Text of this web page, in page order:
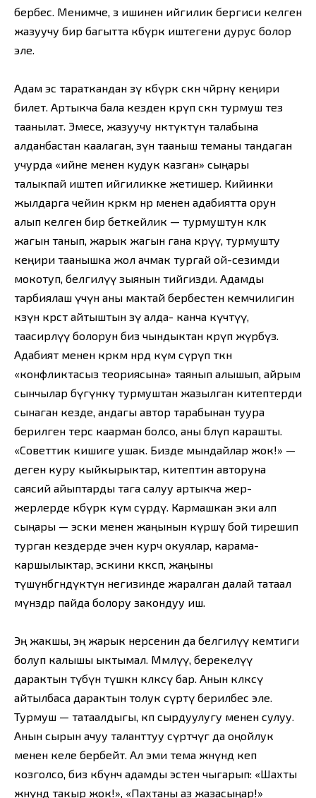
бербес. Менимче, өз ишинен ийгилик бергиси келген
жазуучу бир багытта көбүрөөк иштегени дурус болор
эле.
Адам эс тараткандан өзү көбүрөөк өскөн чөйрөнү кеңири
билет. Артыкча бала кезден көрүп өскөн турмуш тез
таанылат. Эмесе, жазуучу өнөктүктүн талабына
алданбастан каалаган, өзүнө тааныш теманы тандаган
учурда «ийне менен кудук казган» сыңары
талыкпай иштеп ийгиликке жетишер. Кийинки
жылдарга чейин көркөм өнөр менен адабиятта орун
алып келген бир беткейлик — турмуштун көлөкө
жагын танып, жарык жагын гана көрүү, турмушту
кеңири таанышка жол ачмак тургай ой-сезимди
мокотуп, белгилүү зыянын тийгизди. Адамды
тарбиялаш үчүн аны мактай бербестен кемчилигин
көзүнө көрсөтө айтыштын өзү алда- канча күчтүү,
таасирлүү болорун биз чындыктан көрүп жүрөбүз.
Адабият менен көркөм өнөрдө өкүм сүрүп өткөн
«конфликтасыз теориясына» таянып алышып, айрым
сынчылар бүгүнкү турмуштан жазылган китептерди
сынаган кезде, андагы автор тарабынан туура
берилген терс каарман болсо, аны бөлүп карашты.
«Советтик кишиге ушак. Бизде мындайлар жок!» —
деген куру кыйкырыктар, китептин авторуна
саясий айыптарды тага салуу артыкча жер-
жерлерде көбүрөөк өкүм сүрдү. Кармашкан эки алп
сыңары — эски менен жаңынын күрөшү бой тирешип
турган кездерде эчен курч окуялар, карама-
каршылыктар, эскини көксөп, жаңыны
түшүнбөгөндүктүн негизинде жаралган далай татаал
мүнөздөр пайда болору закондуу иш.
Эң жакшы, эң жарык нерсенин да белгилүү кемтиги
болуп калышы ыктымал. Мөмөлүү, берекелүү
дарактын түбүнө түшкөн көлөкөсү бар. Анын көлөкөсү
айтылбаса дарактын толук сүрөтү берилбес эле.
Турмуш — татаалдыгы, көп сырдуулугу менен сулуу.
Анын сырын ачуу таланттуу сүрөтчүгө да оңойлук
менен келе бербейт. Ал эми тема жөнүндө кеп
козголсо, биз көбүнчө адамды эстен чыгарып: «Шахты
жөнүндө такыр жок!», «Пахтаны аз жазасыңар!»